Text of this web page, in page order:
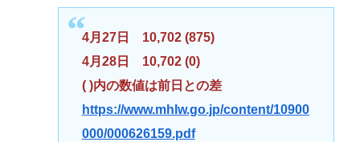
4月27日 10,702 (875)
4月28日 10,702 (0)
( )内の数値は前日との差
https://www.mhlw.go.jp/content/10900
000/000626159.pdf